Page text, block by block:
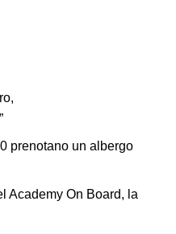
prenotano un albergo
Academy On Board, la